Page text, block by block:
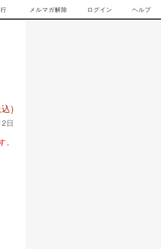
メルマガ解除 ログイン ヘルプ
)
日